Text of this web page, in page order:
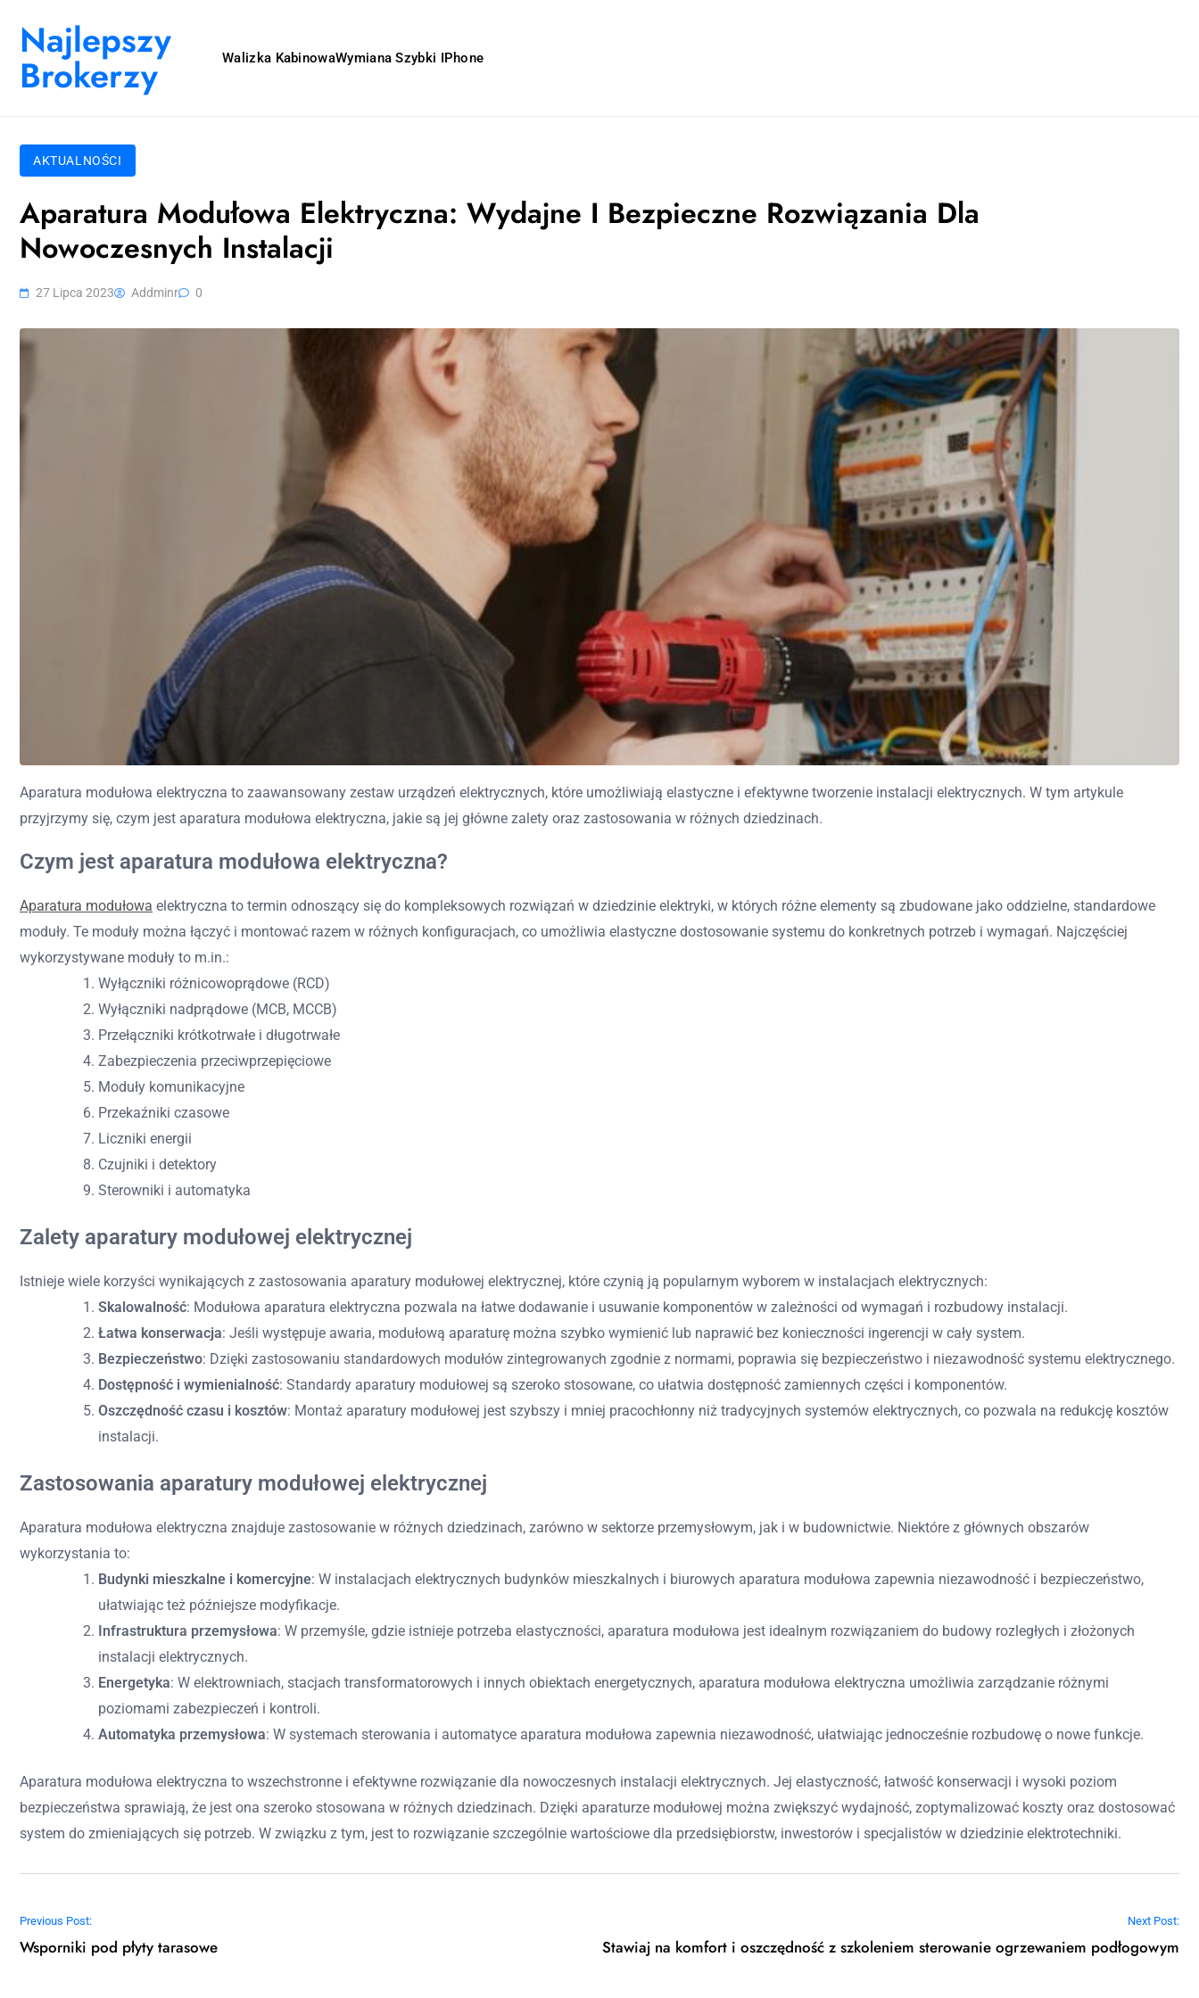
Najlepszy
Brokerzy Walizka KabinowaWymiana Szybki IPhone
AKTUALNOŚCI
Aparatura Modułowa Elektryczna: Wydajne I Bezpieczne Rozwiązania Dla
Nowoczesnych Instalacji
27 Lipca 2023 Addminr 0
Aparatura modułowa elektryczna to zaawansowany zestaw urządzeń elektrycznych, które umożliwiają elastyczne i efektywne tworzenie instalacji elektrycznych. W tym artykule
przyjrzymy się, czym jest aparatura modułowa elektryczna, jakie są jej główne zalety oraz zastosowania w różnych dziedzinach.
Czym jest aparatura modułowa elektryczna?
Aparatura modułowa elektryczna to termin odnoszący się do kompleksowych rozwiązań w dziedzinie elektryki, w których różne elementy są zbudowane jako oddzielne, standardowe
moduły. Te moduły można łączyć i montować razem w różnych konfiguracjach, co umożliwia elastyczne dostosowanie systemu do konkretnych potrzeb i wymagań. Najczęściej
wykorzystywane moduły to m.in.:
Wyłączniki różnicowoprądowe (RCD)
Wyłączniki nadprądowe (MCB, MCCB)
Przełączniki krótkotrwałe i długotrwałe
Zabezpieczenia przeciwprzepięciowe
Moduły komunikacyjne
Przekaźniki czasowe
Liczniki energii
Czujniki i detektory
Sterowniki i automatyka
Zalety aparatury modułowej elektrycznej
Istnieje wiele korzyści wynikających z zastosowania aparatury modułowej elektrycznej, które czynią ją popularnym wyborem w instalacjach elektrycznych:
Skalowalność: Modułowa aparatura elektryczna pozwala na łatwe dodawanie i usuwanie komponentów w zależności od wymagań i rozbudowy instalacji.
Łatwa konserwacja: Jeśli występuje awaria, modułową aparaturę można szybko wymienić lub naprawić bez konieczności ingerencji w cały system.
Bezpieczeństwo: Dzięki zastosowaniu standardowych modułów zintegrowanych zgodnie z normami, poprawia się bezpieczeństwo i niezawodność systemu elektrycznego.
Dostępność i wymienialność: Standardy aparatury modułowej są szeroko stosowane, co ułatwia dostępność zamiennych części i komponentów.
Oszczędność czasu i kosztów: Montaż aparatury modułowej jest szybszy i mniej pracochłonny niż tradycyjnych systemów elektrycznych, co pozwala na redukcję kosztów
instalacji.
Zastosowania aparatury modułowej elektrycznej
Aparatura modułowa elektryczna znajduje zastosowanie w różnych dziedzinach, zarówno w sektorze przemysłowym, jak i w budownictwie. Niektóre z głównych obszarów
wykorzystania to:
Budynki mieszkalne i komercyjne: W instalacjach elektrycznych budynków mieszkalnych i biurowych aparatura modułowa zapewnia niezawodność i bezpieczeństwo,
ułatwiając też późniejsze modyfikacje.
Infrastruktura przemysłowa: W przemyśle, gdzie istnieje potrzeba elastyczności, aparatura modułowa jest idealnym rozwiązaniem do budowy rozległych i złożonych
instalacji elektrycznych.
Energetyka: W elektrowniach, stacjach transformatorowych i innych obiektach energetycznych, aparatura modułowa elektryczna umożliwia zarządzanie różnymi
poziomami zabezpieczeń i kontroli.
Automatyka przemysłowa: W systemach sterowania i automatyce aparatura modułowa zapewnia niezawodność, ułatwiając jednocześnie rozbudowę o nowe funkcje.
Aparatura modułowa elektryczna to wszechstronne i efektywne rozwiązanie dla nowoczesnych instalacji elektrycznych. Jej elastyczność, łatwość konserwacji i wysoki poziom
bezpieczeństwa sprawiają, że jest ona szeroko stosowana w różnych dziedzinach. Dzięki aparaturze modułowej można zwiększyć wydajność, zoptymalizować koszty oraz dostosować
system do zmieniających się potrzeb. W związku z tym, jest to rozwiązanie szczególnie wartościowe dla przedsiębiorstw, inwestorów i specjalistów w dziedzinie elektrotechniki.
Nawigacja wpisu
Previous Post:
Wsporniki pod płyty tarasowe
Next Post:
Stawiaj na komfort i oszczędność z szkoleniem sterowanie ogrzewaniem podłogowym